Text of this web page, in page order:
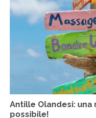
Antille Olandesi:
possibile!